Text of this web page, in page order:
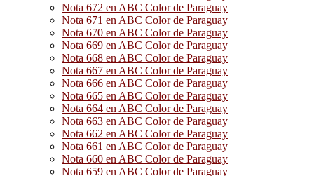
Nota 672 en ABC Color de Paraguay
Nota 671 en ABC Color de Paraguay
Nota 670 en ABC Color de Paraguay
Nota 669 en ABC Color de Paraguay
Nota 668 en ABC Color de Paraguay
Nota 667 en ABC Color de Paraguay
Nota 666 en ABC Color de Paraguay
Nota 665 en ABC Color de Paraguay
Nota 664 en ABC Color de Paraguay
Nota 663 en ABC Color de Paraguay
Nota 662 en ABC Color de Paraguay
Nota 661 en ABC Color de Paraguay
Nota 660 en ABC Color de Paraguay
Nota 659 en ABC Color de Paraguay